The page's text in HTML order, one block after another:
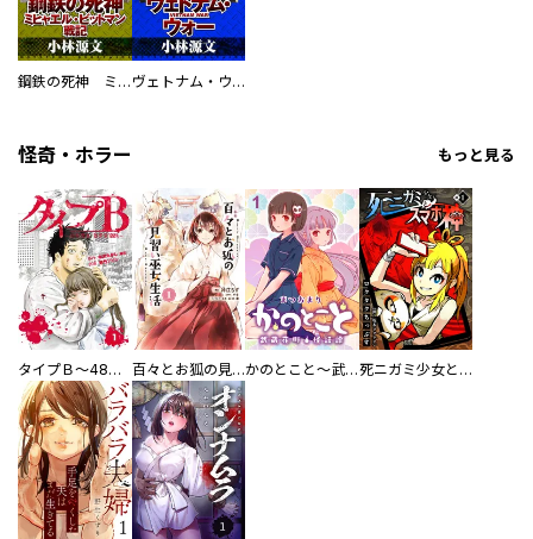
鋼鉄の死神 ミヒャエル・ビットマン戦記 ヴェトナム・ウォー VIETNAM WAR
怪奇・ホラー もっと見る
タイプＢ～48時間後、致死率100％～【単話】 百々とお狐の見習い巫女生活【単行本版】 かのとこと～武蔵花町怪話譚～ 【連載版】 死ニガミ少女とスマホ神